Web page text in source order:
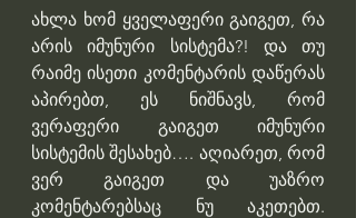
ახლა ხომ ყველაფერი გაიგეთ, რა
არის იმუნური სისტემა?! და თუ
რაიმე ისეთი კომენტარის დაწერას
აპირებთ, ეს ნიშნავს, რომ
ვერაფერი გაიგეთ იმუნური
სისტემის შესახებ…. აღიარეთ, რომ
ვერ გაიგეთ და უაზრო
კომენტარებსაც ნუ აკეთებთ.